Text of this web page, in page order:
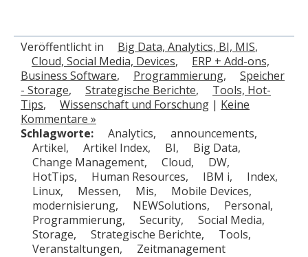
Veröffentlicht in Big Data, Analytics, BI, MIS,
Cloud, Social Media, Devices,
ERP + Add-ons,
Business Software, Programmierung,
Speicher
- Storage, Strategische Berichte,
Tools, Hot-
Tips, Wissenschaft und Forschung | Keine
Kommentare »
Schlagworte:
Analytics, announcements,
Artikel, Artikel Index, BI, Big Data,
Change Management, Cloud, DW,
HotTips, Human Resources, IBM i, Index,
Linux, Messen, Mis, Mobile Devices,
modernisierung, NEWSolutions, Personal,
Programmierung, Security, Social Media,
Storage, Strategische Berichte, Tools,
Veranstaltungen, Zeitmanagement